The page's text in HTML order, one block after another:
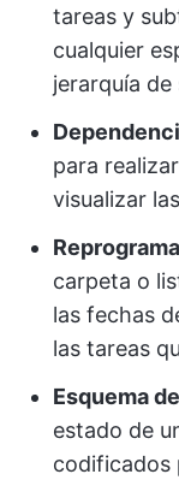
tareas y
cualquier
jerarquía
para
visualizar
carpeta o
las fechas
las tareas
Esquema
estado de
codificados